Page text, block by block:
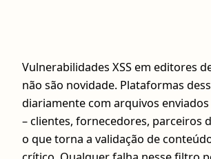
Vulnerabilidades XSS em editores
não são novidade. Plataformas
diariamente com arquivos
– clientes, fornecedores, parceiros
o que torna a validação de